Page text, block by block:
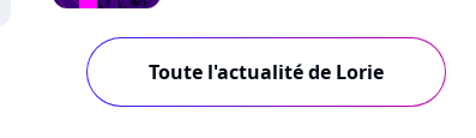
Toute l'actualité de Lorie